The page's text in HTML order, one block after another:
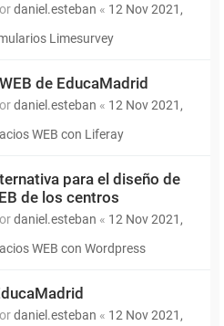
daniel.esteban « 12 Nov 2021,
Limesurvey
de EducaMadrid
daniel.esteban « 12 Nov 2021,
WEB con Liferay
para el diseño de
de los centros
daniel.esteban « 12 Nov 2021,
WEB con Wordpress
daniel.esteban « 12 Nov 2021,